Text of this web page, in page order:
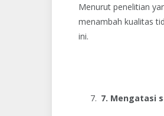
Menurut penelitian
menambah kualitas
ini.
7. Mengatasi